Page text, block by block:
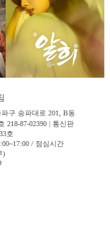
구 송파대로 201, B동
218-87-02390 | 통신판
호
/ 점심시간
)